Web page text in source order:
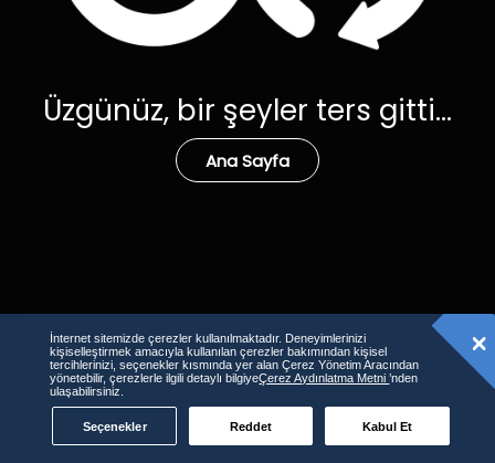
Üzgünüz, bir şeyler ters gitti...
Ana Sayfa
İnternet sitemizde çerezler kullanılmaktadır. Deneyimlerinizi
kişiselleştirmek amacıyla kullanılan çerezler bakımından kişisel
tercihlerinizi, seçenekler kısmında yer alan Çerez Yönetim Aracından
yönetebilir, çerezlerle ilgili detaylı bilgiyeÇerez Aydınlatma Metni’nden
ulaşabilirsiniz.
Seçenekler Reddet Kabul Et